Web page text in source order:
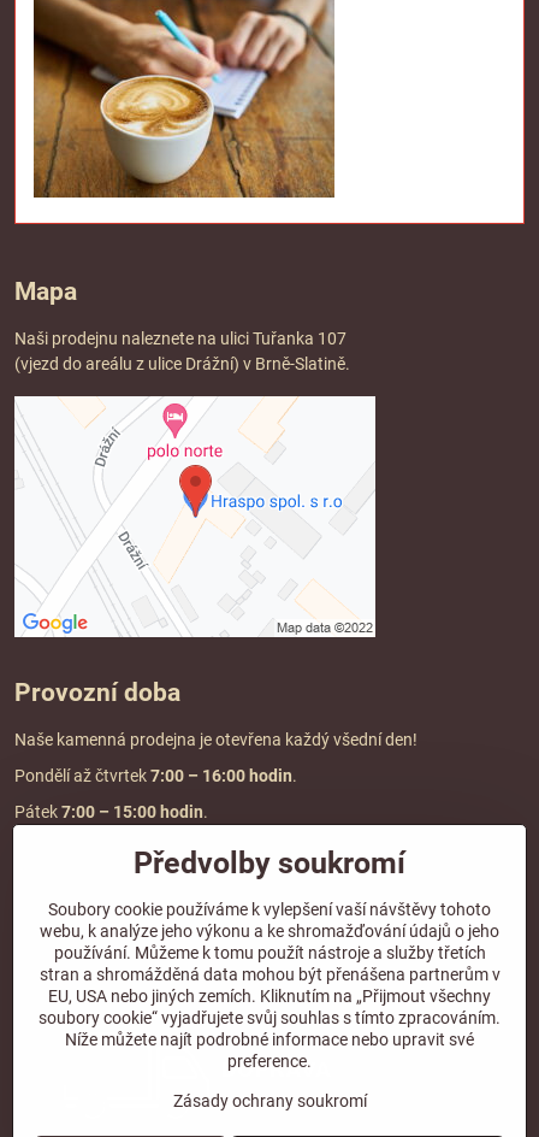
Mapa
Naši prodejnu naleznete na ulici Tuřanka 107
(vjezd do areálu z ulice Drážní) v Brně-Slatině.
Provozní doba
Naše kamenná prodejna je otevřena každý všední den!
Pondělí až čtvrtek7:00 – 16:00 hodin.
Pátek7:00 – 15:00 hodin.
Doprava a platba
DOPRAVA ZDARMA
při objednávce nad2000 Kč vč. DPH.
*Nevztahuje se na paletovou přepravu.
Předvolby soukromí
Soubory cookie používáme k vylepšení vaší návštěvy tohoto
webu, k analýze jeho výkonu a ke shromažďování údajů o jeho
používání. Můžeme k tomu použít nástroje a služby třetích
stran a shromážděná data mohou být přenášena partnerům v
EU, USA nebo jiných zemích. Kliknutím na „Přijmout všechny
soubory cookie“ vyjadřujete svůj souhlas s tímto zpracováním.
Níže můžete najít podrobné informace nebo upravit své
preference.
Zásady ochrany soukromí